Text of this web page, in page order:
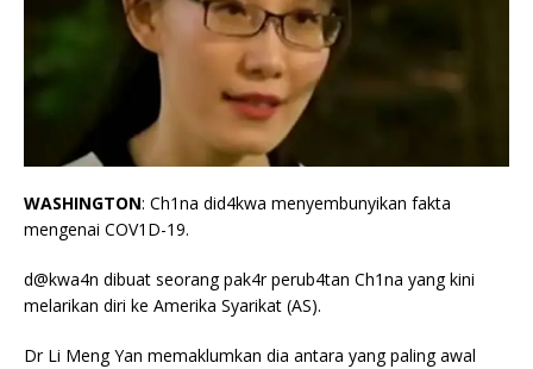
WASHINGTON: Ch1na did4kwa menyembunyikan fakta
mengenai COV1D-19.
d@kwa4n dibuat seorang pak4r perub4tan Ch1na yang kini
melarikan diri ke Amerika Syarikat (AS).
Dr Li Meng Yan memaklumkan dia antara yang paling awal